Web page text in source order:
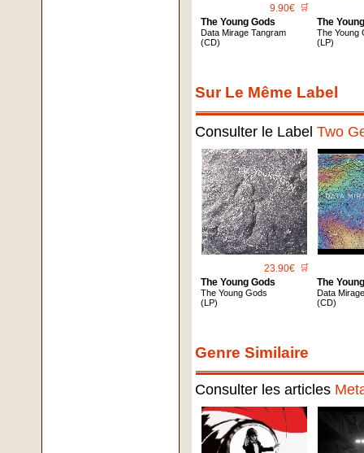
9.90€ 🛒
The Young Gods
Data Mirage Tangram
(CD)
The
The Young
(LP)
Sur Le Même Label
Consulter le LabelTwo
23.90€ 🛒
The Young Gods
The Young Gods
(LP)
The
Data
(CD)
Genre Similaire
Consulter les articles